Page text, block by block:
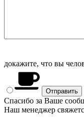
докажите, что вы
Спасибо за Ваше
Наш менеджер